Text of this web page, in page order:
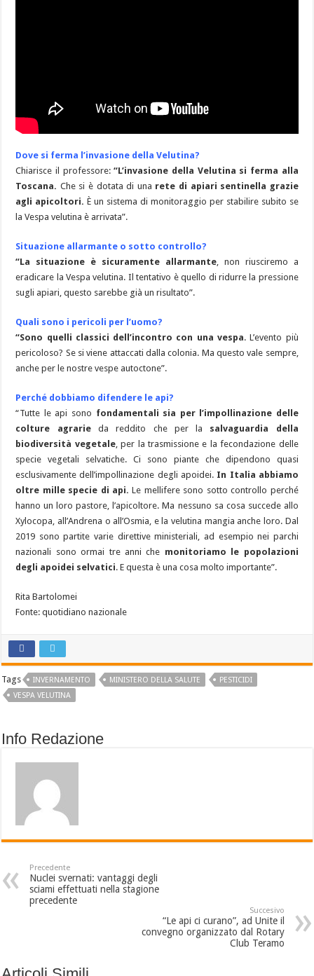
Dove si ferma l’invasione della Velutina?
Chiarisce il professore:“L’invasione della Velutina si ferma alla
Toscana. Che si è dotata di una rete di apiari sentinella grazie
agli apicoltori. È un sistema di monitoraggio per stabilire subito se
la Vespa velutina è arrivata”.
Situazione allarmante o sotto controllo?
“La situazione è sicuramente allarmante, non riusciremo a
eradicare la Vespa velutina. Il tentativo è quello di ridurre la pressione
sugli apiari, questo sarebbe già un risultato”.
Quali sono i pericoli per l’uomo?
“Sono quelli classici dell’incontro con una vespa. L’evento più
pericoloso? Se si viene attaccati dalla colonia. Ma questo vale sempre,
anche per le nostre vespe autoctone”.
Perché dobbiamo difendere le api?
“Tutte le api sono fondamentali sia per l’impollinazione delle
colture agrarieda reddito che per la salvaguardia della
biodiversità vegetale, per la trasmissione e la fecondazione delle
specie vegetali selvatiche. Ci sono piante che dipendono quasi
esclusivamente dell’impollinazione degli apoidei. In Italia abbiamo
oltre mille specie di api. Le mellifere sono sotto controllo perché
hanno un loro pastore, l’apicoltore. Ma nessuno sa cosa succede allo
Xylocopa, all’Andrena o all’Osmia, e la velutina mangia anche loro. Dal
2019 sono partite varie direttive ministeriali, ad esempio nei parchi
nazionali sono ormai tre anni che monitoriamo le popolazioni
degli apoidei selvatici. E questa è una cosa molto importante”.
Rita Bartolomei
Fonte: quotidiano nazionale
Tags INVERNAMENTO MINISTERO DELLA SALUTE
PESTICIDI
VESPA VELUTINA
Info Redazione
Precedente
Nuclei svernati: vantaggi degli
sciami effettuati nella stagione
precedente
Succesivo
“Le api ci curano”, ad Unite il
convegno organizzato dal Rotary
Club Teramo